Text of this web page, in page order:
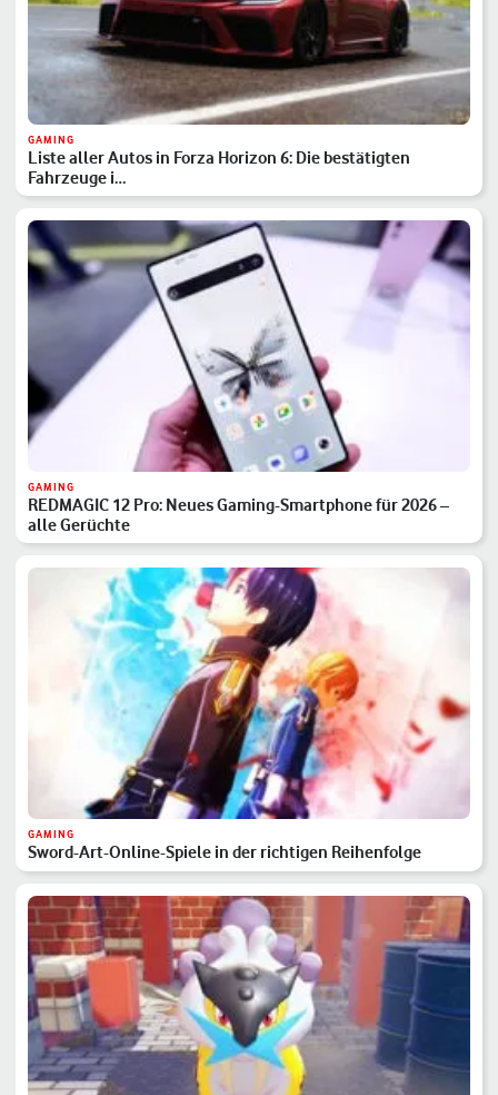
GAMING
Liste aller Autos in Forza Horizon 6: Die bestätigten
Fahrzeuge i…
GAMING
REDMAGIC 12 Pro: Neues Gaming-Smartphone für 2026 –
alle Gerüchte
GAMING
Sword-Art-Online-Spiele in der richtigen Reihenfolge